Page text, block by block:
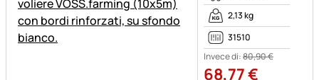
2,13 kg
31510
Invece di:80,90€
68,77€